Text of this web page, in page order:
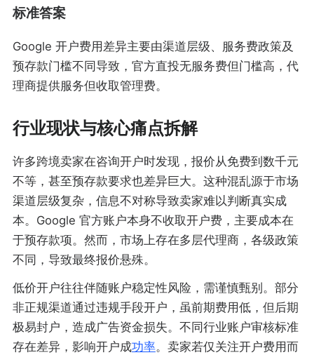
标准答案
Google 开户费用差异主要由渠道层级、服务费政策及
预存款门槛不同导致，官方直投无服务费但门槛高，代
理商提供服务但收取管理费。
行业现状与核心痛点拆解
许多跨境卖家在咨询开户时发现，报价从免费到数千元
不等，甚至预存款要求也差异巨大。这种混乱源于市场
渠道层级复杂，信息不对称导致卖家难以判断真实成
本。Google 官方账户本身不收取开户费，主要成本在
于预存款项。然而，市场上存在多层代理商，各级政策
不同，导致最终报价悬殊。
低价开户往往伴随账户稳定性风险，需谨慎甄别。部分
非正规渠道通过违规手段开户，虽前期费用低，但后期
极易封户，造成广告资金损失。不同行业账户审核标准
存在差异，影响开户成功率。卖家若仅关注开户费用而